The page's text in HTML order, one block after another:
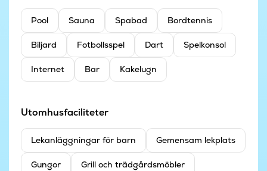
Pool Sauna Spabad Bordtennis
Biljard Fotbollsspel Dart Spelkonsol
Internet Bar Kakelugn
Utomhusfaciliteter
Lekanläggningar för barn Gemensam lekplats
Gungor Grill och trädgårdsmöbler